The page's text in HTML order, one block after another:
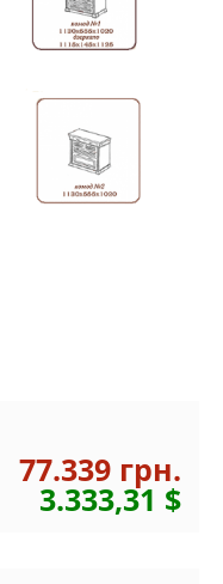
77.339 грн.
3.333,31 $